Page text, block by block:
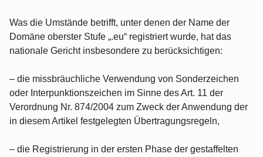
Was die Umstände betrifft, unter denen der Name der
Domäne oberster Stufe „.eu“ registriert wurde, hat das
nationale Gericht insbesondere zu berücksichtigen:
– die missbräuchliche Verwendung von Sonderzeichen
oder Interpunktionszeichen im Sinne des Art. 11 der
Verordnung Nr. 874/2004 zum Zweck der Anwendung der
in diesem Artikel festgelegten Übertragungsregeln,
– die Registrierung in der ersten Phase der gestaffelten